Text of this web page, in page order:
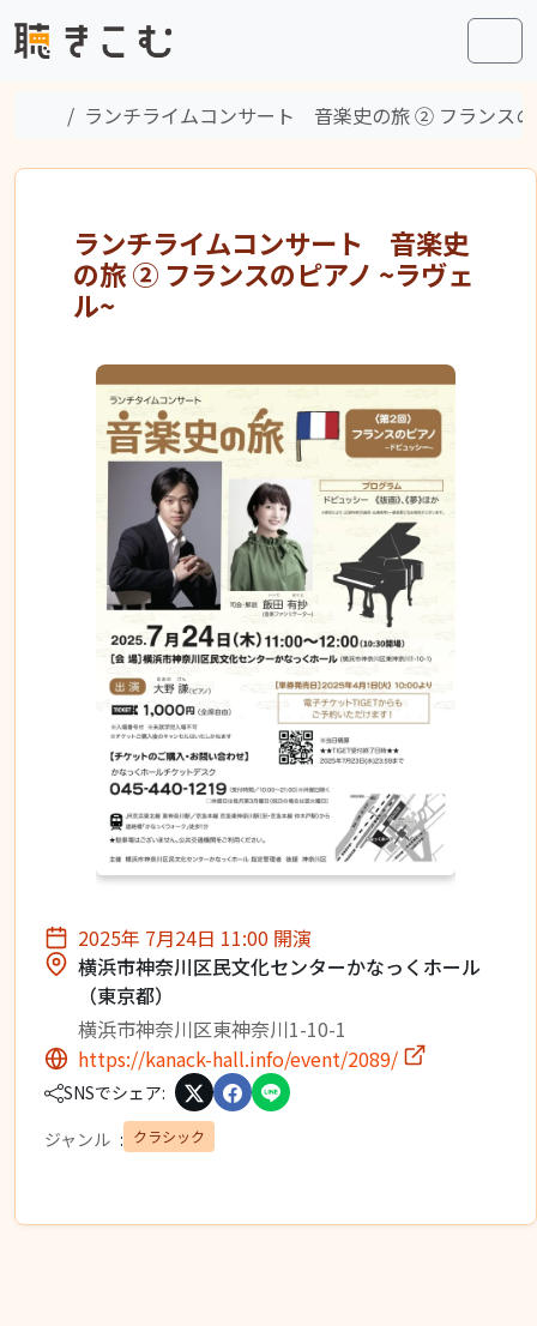
Home
ランチライムコンサート 音楽史の旅 ② フランスの
ランチライムコンサート 音楽史
の旅 ② フランスのピアノ ~ラヴェ
ル~
2025年 7月24日 11:00 開演
横浜市神奈川区民文化センターかなっくホール
（東京都）
横浜市神奈川区東神奈川1-10-1
https://kanack-hall.info/event/2089/
SNSでシェア:
ジャンル : クラシック